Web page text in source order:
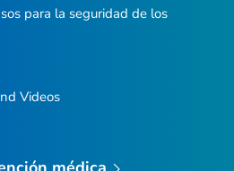
para la seguridad de los
Videos